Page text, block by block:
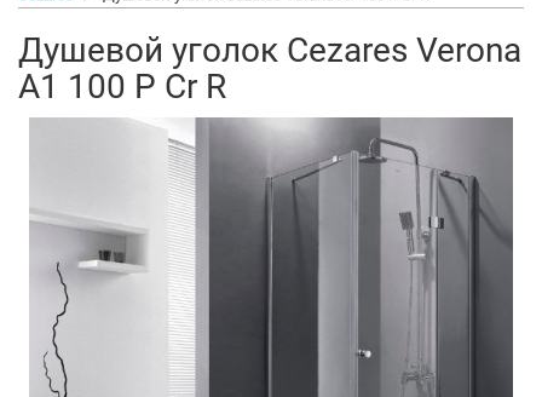
Душевой уголок Cezares Verona
A1 100 P Cr R